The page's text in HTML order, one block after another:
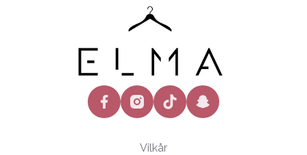
facebookinstagramtiktok snapchat
Vilkår